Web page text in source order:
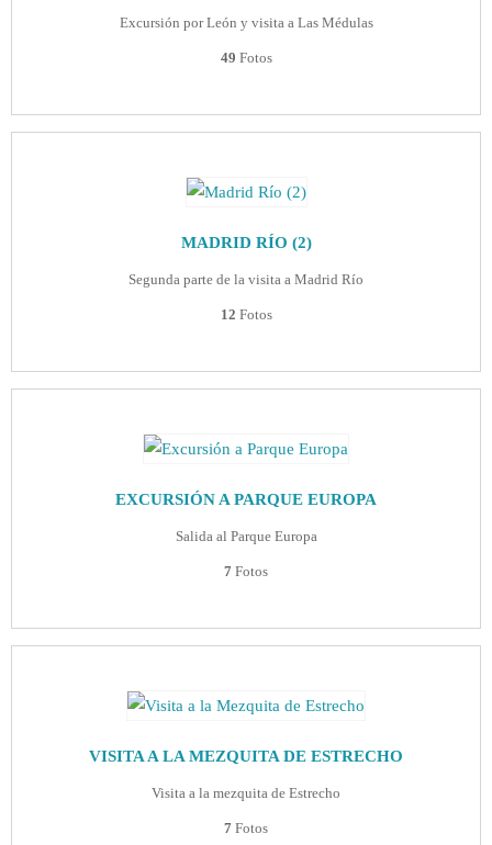
Excursión por León y visita a Las Médulas
49 Fotos
MADRID RÍO (2)
Segunda parte de la visita a Madrid Río
12 Fotos
EXCURSIÓN A PARQUE EUROPA
Salida al Parque Europa
7 Fotos
VISITA A LA MEZQUITA DE ESTRECHO
Visita a la mezquita de Estrecho
7 Fotos